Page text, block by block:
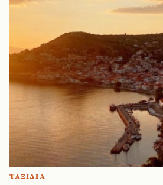
ΤΑΞΙΔΙΑ